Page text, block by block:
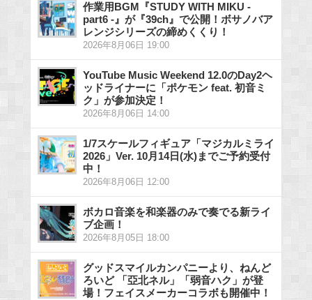
作業用BGM『STUDY WITH MIKU -
part6 -』が『39ch』で公開！ボサノバア
レンジシリーズの締めくくり！
2026年8月06日 19:00
YouTube Music Weekend 12.0のDay2ヘ
ッドライナーに「ポケモン feat. 初音ミ
ク」が参加決定！
2026年8月06日 14:00
1/7スケールフィギュア「マジカルミライ
2026」Ver. 10月14日(水)までご予約受付
中！
2026年8月06日 12:00
ボカロ音楽を和楽器のみで奏でる新ライ
ブ企画！
2026年8月05日 18:00
グッドスマイルカンパニーより、ねんど
ろいど 「亞北ネル」「弱音ハク」が登
場！フェイスメーカーコラボも開催中！